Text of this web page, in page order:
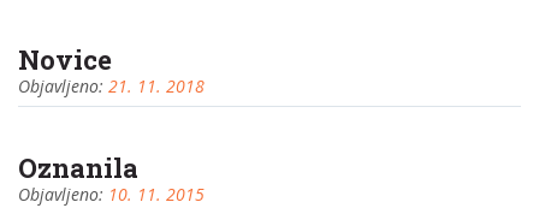
Novice
Objavljeno: 21. 11. 2018
Oznanila
Objavljeno: 10. 11. 2015